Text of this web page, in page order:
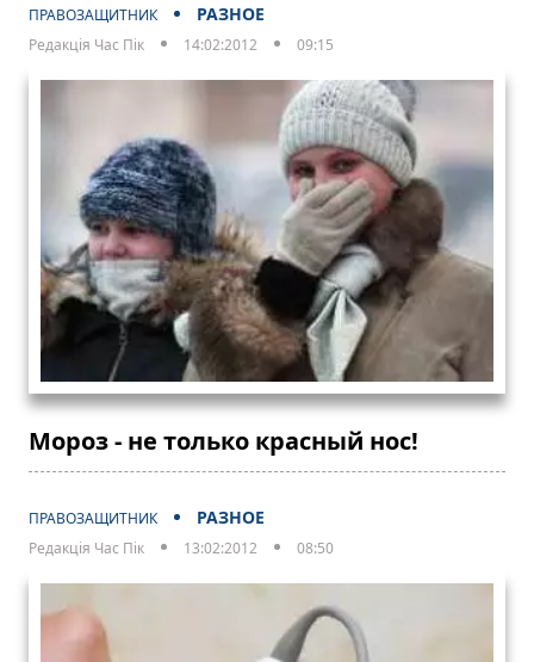
ПРАВОЗАЩИТНИК РАЗНОЕ
Редакція Час Пік 14:02:2012 09:15
Мороз - не только красный нос!
ПРАВОЗАЩИТНИК РАЗНОЕ
Редакція Час Пік 13:02:2012 08:50